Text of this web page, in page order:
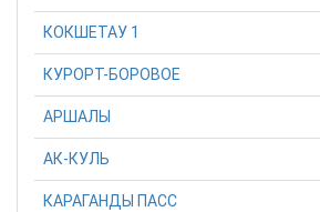
КОКШЕТАУ 1
КУРОРТ-БОРОВОЕ
АРШАЛЫ
АК-КУЛЬ
КАРАГАНДЫ ПАСС